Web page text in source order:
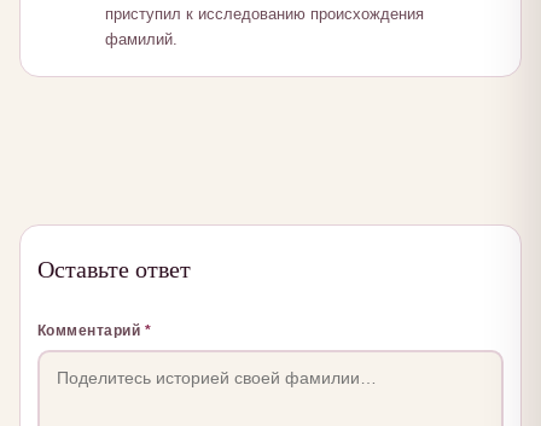
приступил к исследованию происхождения
фамилий.
Оставьте ответ
Комментарий *